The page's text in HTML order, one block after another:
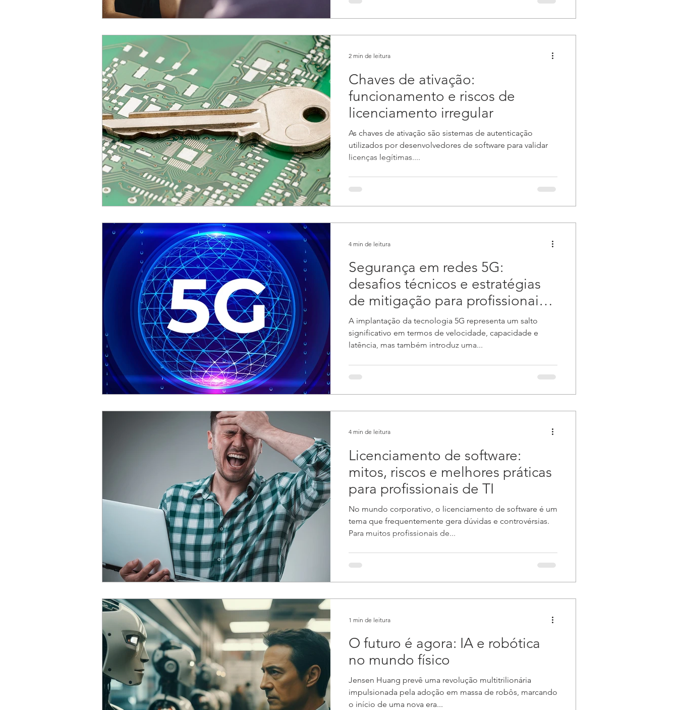
Chaves de ativação:
funcionamento e riscos de
licenciamento irregular
As chaves de ativação são sistemas de autenticação
utilizados por desenvolvedores de software para validar
licenças legítimas....
2 min de leitura
Segurança em redes 5G:
desafios técnicos e estratégias
de mitigação para profissionais
de TI
A implantação da tecnologia 5G representa um salto
significativo em termos de velocidade, capacidade e
latência, mas também introduz uma...
4 min de leitura
Licenciamento de software:
mitos, riscos e melhores práticas
para profissionais de TI
No mundo corporativo, o licenciamento de software é um
tema que frequentemente gera dúvidas e controvérsias.
Para muitos profissionais de...
4 min de leitura
O futuro é agora: IA e robótica
no mundo físico
Jensen Huang prevê uma revolução multitrilionária
impulsionada pela adoção em massa de robôs, marcando
o início de uma nova era...
1 min de leitura